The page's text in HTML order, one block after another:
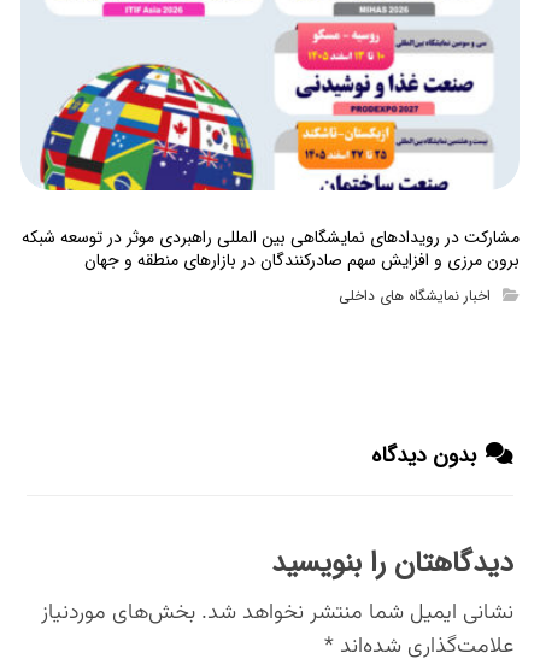
مشارکت در رویدادهای نمایشگاهی بین المللی راهبردی موثر در توسعه شبکه
برون مرزی و افزایش سهم صادرکنندگان در بازارهای منطقه و جهان
اخبار نمایشگاه های داخلی
بدون دیدگاه
دیدگاهتان را بنویسید
نشانی ایمیل شما منتشر نخواهد شد. بخش‌های موردنیاز
علامت‌گذاری شده‌اند*